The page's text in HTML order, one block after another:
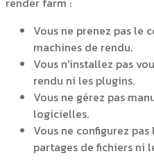
Vous ne prenez pas le
machines de rendu.
Vous n'installez pas
rendu ni les plugins.
Vous ne gérez pas
logicielles.
Vous ne configurez
partages de fichiers ni